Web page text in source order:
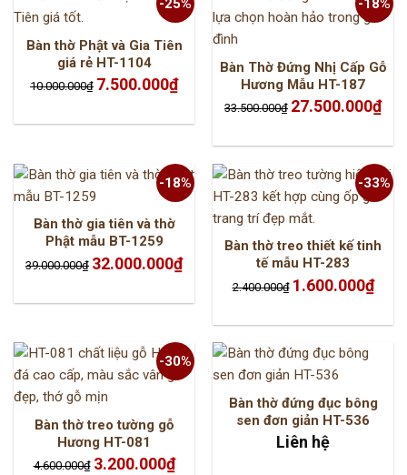
-25%
Bàn thờ Phật và Gia Tiên
giá rẻ HT-1104
10.000.000₫ Giá
gốc
7.500.000₫Giá
hiện
7.500.000₫.
-18%
Bàn Thờ Đứng Nhị Cấp Gỗ
Hương Mẫu HT-187
33.500.000₫ Giá
gốc
27.500.000₫Giá
hiện
-18%
Bàn thờ gia tiên và thờ
Phật mẫu BT-1259
39.000.000₫ Giá
gốc
32.000.000₫Giá
hiện
32.000.000₫.
-33%
Bàn thờ treo thiết kế tinh
tế mẫu HT-283
2.400.000₫ Giá
gốc
1.600.000₫Giá
hiện
-30%
Bàn thờ treo tường gỗ
Hương HT-081
4.600.000₫ Giá
gốc
3.200.000₫Giá
hiện
Bàn thờ đứng đục bông
sen đơn giản HT-536
Liên hệ